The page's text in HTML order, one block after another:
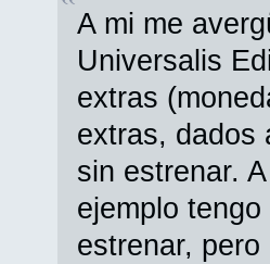
A mi me
Universalis
extras
extras, dados
sin estrenar.
ejemplo
estrenar,